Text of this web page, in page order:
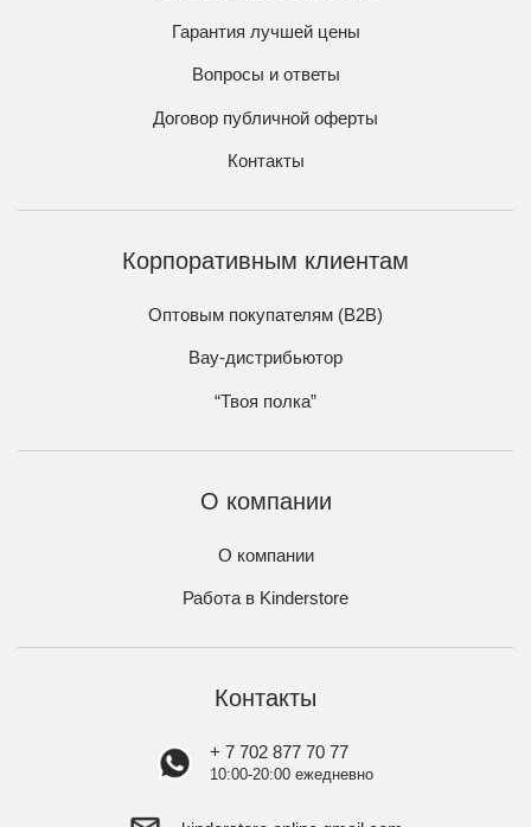
Гарантия лучшей цены
Вопросы и ответы
Договор публичной оферты
Контакты
Корпоративным клиентам
Оптовым покупателям (B2B)
Вау-дистрибьютор
“Твоя полка”
О компании
О компании
Работа в Kinderstore
Контакты
+ 7 702 877 70 77
10:00-20:00 ежедневно